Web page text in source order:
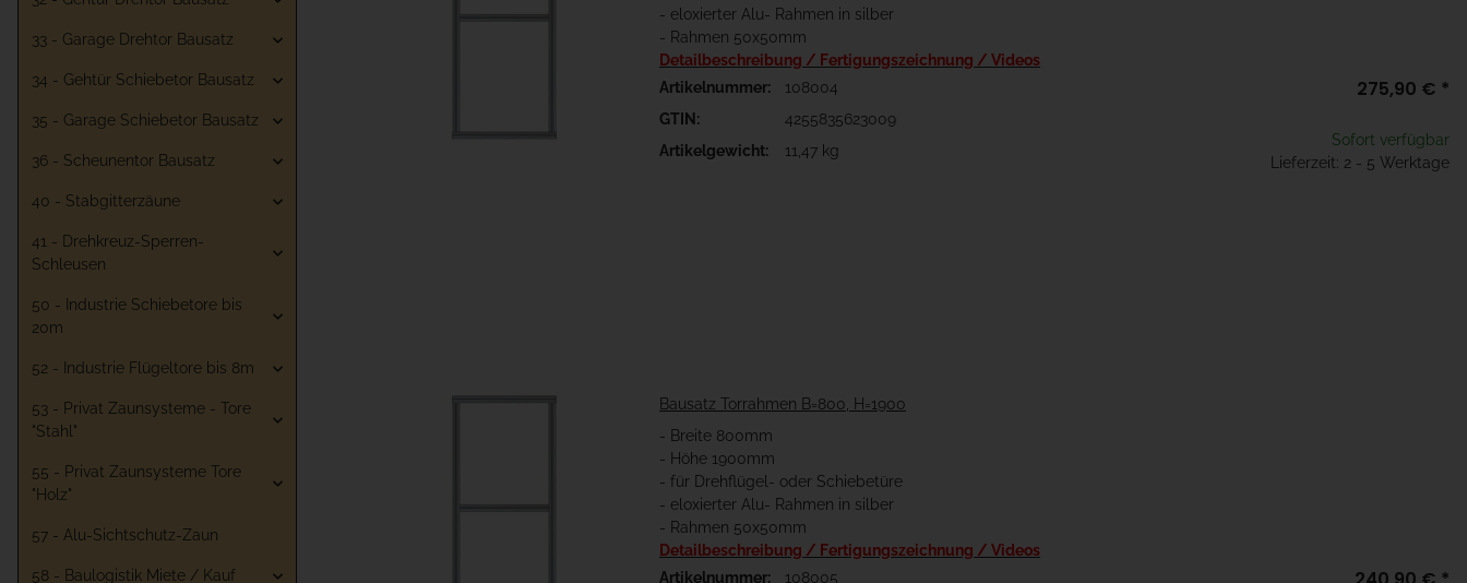
- eloxierter Alu- Rahmen in silber
- Rahmen 50x50mm
Detailbeschreibung / Fertigungszeichnung / Videos
Artikelnummer:
108004
GTIN:
4255835623009
Artikelgewicht:
11,47 kg
275,90 € *
Sofort verfügbar
Lieferzeit: 2 - 5 Werktage
Bausatz Torrahmen B=800, H=1900
- Breite 800mm
- Höhe 1900mm
- für Drehflügel- oder Schiebetüre
- eloxierter Alu- Rahmen in silber
- Rahmen 50x50mm
Detailbeschreibung / Fertigungszeichnung / Videos
Artikelnummer:
108005
33 - Garage Drehtor Bausatz
34 - Gehtür Schiebetor Bausatz
35 - Garage Schiebetor Bausatz
36 - Scheunentor Bausatz
40 - Stabgitterzäune
41 - Drehkreuz-Sperren-
Schleusen
50 - Industrie Schiebetore bis
20m
52 - Industrie Flügeltore bis 8m
53 - Privat Zaunsysteme - Tore
"Stahl"
55 - Privat Zaunsysteme Tore
"Holz"
57 - Alu-Sichtschutz-Zaun
58 - Baulogistik Miete / Kauf